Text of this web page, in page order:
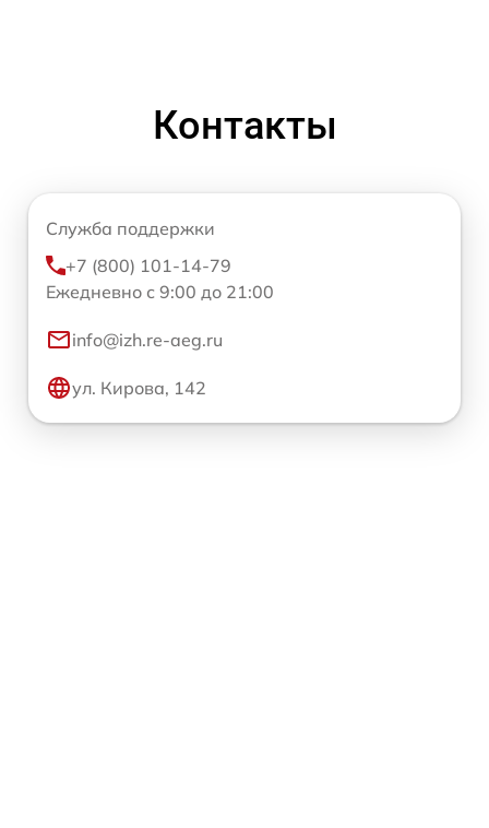
Контакты
Служба поддержки
+7 (800) 101-14-79
Ежедневно с 9:00 до 21:00
info@izh.re-aeg.ru
ул. Кирова, 142